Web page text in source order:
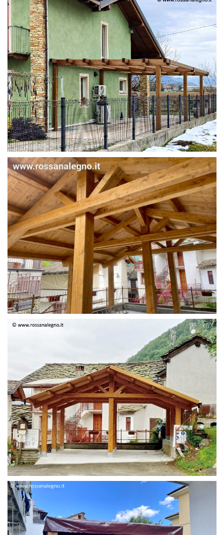
STRUTTURA IN ABETE LAMELLARE
STRUTTURA DUE FALDE